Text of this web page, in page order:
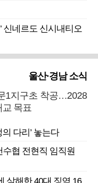
신네르도 신시내티오
울산·경남 소식
1지구초 착공…2028
교 목표
다리’ 놓는다
협 전현직 임직원